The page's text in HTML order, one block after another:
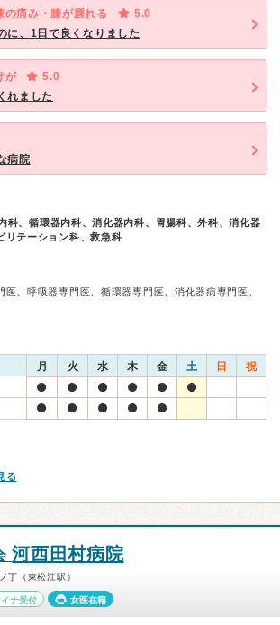
の痛み・膝が腫れる
5.0
に、1日で良くなりました
が
5.0
れました
病院
科、循環器内科、消化器内科、胃腸科、外科、消化器
リテーション科、救急科
医、呼吸器専門医、循環器専門医、消化器病専門医、
月 火 水 木 金 土 日 祝
る
河西田村病院
丁（東松江駅）
イナ受付 女医在籍